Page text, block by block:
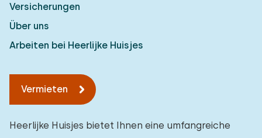
Versicherungen
Über uns
Arbeiten bei Heerlijke Huisjes
Vermieten
Heerlijke Huisjes bietet Ihnen eine umfangreiche